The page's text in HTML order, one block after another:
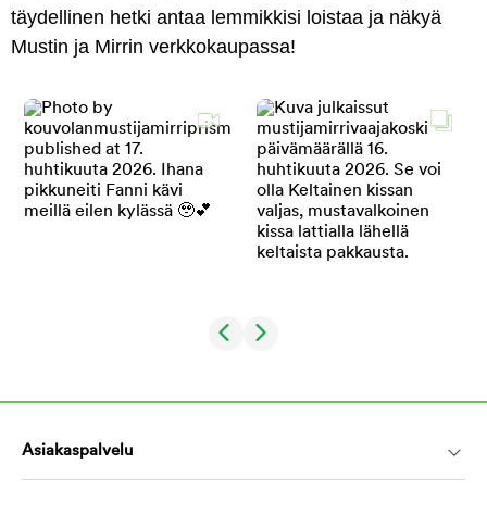
täydellinen hetki antaa lemmikkisi loistaa ja näkyä
Mustin ja Mirrin verkkokaupassa!
Asiakaspalvelu